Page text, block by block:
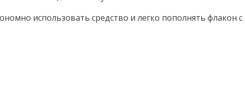
использовать средство и легко пополнять флакон